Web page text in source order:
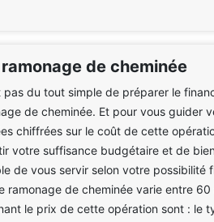
de cheminée
pas du tout simple de préparer le
de cheminée. Et pour vous guider
chiffrées sur le coût de cette
votre suffisance budgétaire et de
de vous servir selon votre possibilité
ramonage de cheminée varie entre
le prix de cette opération sont : le